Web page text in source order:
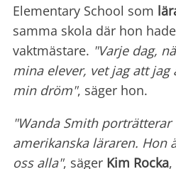
Elementary School som
samma skola där hon
vaktmästare. "Varje dag,
mina elever, vet jag att
min dröm", säger hon.
"Wanda Smith porträtterar
amerikanska läraren. Hon
oss alla", säger Kim Rocka